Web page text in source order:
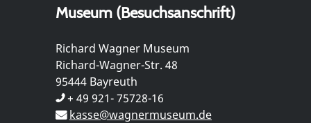
Museum (Besuchsanschrift)
Richard Wagner Museum
Richard-Wagner-Str. 48
95444 Bayreuth
+ 49 921- 75728-16
kasse@wagnermuseum.de